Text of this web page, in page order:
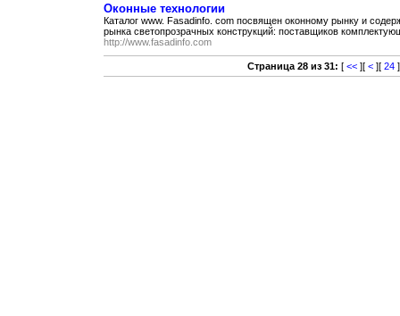
Оконные технологии
Каталог www. Fasadinfo. com посвящен оконному рынку и
рынка светопрозрачных конструкций: поставщиков
http://www.fasadinfo.com
Страница 28 из 31: [ << ][ < ][ 24